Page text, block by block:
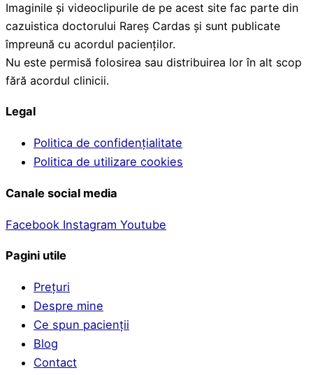
Imaginile și videoclipurile de pe acest site fac parte din
cazuistica doctorului Rareș Cardas și sunt publicate
împreună cu acordul pacienților.
Nu este permisă folosirea sau distribuirea lor în alt scop
fără acordul clinicii.
Legal
Politica de confidențialitate
Politica de utilizare cookies
Canale social media
Facebook Instagram Youtube
Pagini utile
Prețuri
Despre mine
Ce spun pacienții
Blog
Contact